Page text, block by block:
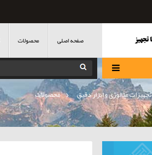
صفحه اصلی محصولات
تجهیزات متالوژی و ابزار دقیق » محصولات